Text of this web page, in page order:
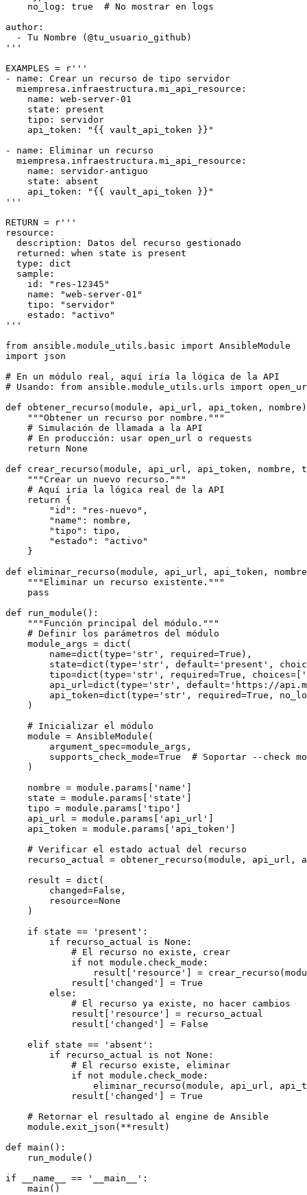
    no_log: true  # No mostrar en logs
author:
  - Tu Nombre (@tu_usuario_github)
'''
EXAMPLES = r'''
- name: Crear un recurso de tipo servidor
  miempresa.infraestructura.mi_api_resource:
    name: web-server-01
    state: present
    tipo: servidor
    api_token: "{{ vault_api_token }}"
- name: Eliminar un recurso
  miempresa.infraestructura.mi_api_resource:
    name: servidor-antiguo
    state: absent
    api_token: "{{ vault_api_token }}"
'''
RETURN = r'''
resource:
  description: Datos del recurso gestionado
  returned: when state is present
  type: dict
  sample:
    id: "res-12345"
    name: "web-server-01"
    tipo: "servidor"
    estado: "activo"
'''
from ansible.module_utils.basic import AnsibleModule
import json
# En un módulo real, aquí iría la lógica de la API
# Usando: from ansible.module_utils.urls import
def obtener_recurso(module, api_url, api_token,
    """Obtener un recurso por nombre."""
    # Simulación de llamada a la API
    # En producción: usar open_url o requests
    return None
def crear_recurso(module, api_url, api_token, nombre,
    """Crear un nuevo recurso."""
    # Aquí iría la lógica real de la API
    return {
        "id": "res-nuevo",
        "name": nombre,
        "tipo": tipo,
        "estado": "activo"
    }
def eliminar_recurso(module, api_url, api_token,
    """Eliminar un recurso existente."""
    pass
def run_module():
    """Función principal del módulo."""
    # Definir los parámetros del módulo
    module_args = dict(
        name=dict(type='str', required=True),
state=dict(type='str', default='present',
tipo=dict(type='str', required=True,
api_url=dict(type='str', default='https://
api_token=dict(type='str', required=True,
    )
    # Inicializar el módulo
    module = AnsibleModule(
        argument_spec=module_args,
supports_check_mode=True  # Soportar --check
    )
    nombre = module.params['name']
    state = module.params['state']
    tipo = module.params['tipo']
    api_url = module.params['api_url']
    api_token = module.params['api_token']
    # Verificar el estado actual del recurso
recurso_actual = obtener_recurso(module, api_url,
    result = dict(
        changed=False,
        resource=None
    )
    if state == 'present':
        if recurso_actual is None:
            # El recurso no existe, crear
            if not module.check_mode:
result['resource'] =
            result['changed'] = True
        else:
            # El recurso ya existe, no hacer cambios
            result['resource'] = recurso_actual
            result['changed'] = False
    elif state == 'absent':
        if recurso_actual is not None:
            # El recurso existe, eliminar
            if not module.check_mode:
eliminar_recurso(module, api_url,
            result['changed'] = True
    # Retornar el resultado al engine de Ansible
    module.exit_json(**result)
def main():
    run_module()
if __name__ == '__main__':
    main()